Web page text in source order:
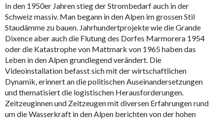
In den 1950er Jahren stieg der Strombedarf auch in der
Schweiz massiv. Man begann in den Alpen im grossen Stil
Staudämme zu bauen. Jahrhundertprojekte wie die Grande
Dixence aber auch die Flutung des Dorfes Marmorera 1954
oder die Katastrophe von Mattmark von 1965 haben das
Leben in den Alpen grundlegend verändert. Die
Videoinstallation befasst sich mit der wirtschaftlichen
Dynamik, erinnert an die politischen Auseinandersetzungen
und thematisiert die logistischen Herausforderungen.
Zeitzeuginnen und Zeitzeugen mit diversen Erfahrungen rund
um die Wasserkraft in den Alpen berichten von der hohen